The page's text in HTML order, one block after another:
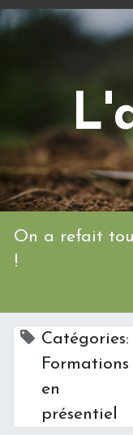
On a refait
Catégories:
Formations
en
présentiel